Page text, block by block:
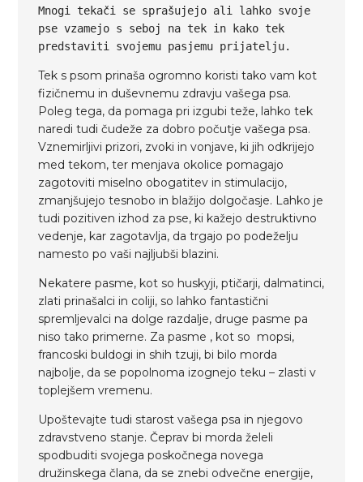
Mnogi tekači se sprašujejo ali lahko svoje
pse vzamejo s seboj na tek in kako tek
predstaviti svojemu pasjemu prijatelju.
Tek s psom prinaša ogromno koristi tako vam kot
fizičnemu in duševnemu zdravju vašega psa.
Poleg tega, da pomaga pri izgubi teže, lahko tek
naredi tudi čudeže za dobro počutje vašega psa.
Vznemirljivi prizori, zvoki in vonjave, ki jih odkrijejo
med tekom, ter menjava okolice pomagajo
zagotoviti miselno obogatitev in stimulacijo,
zmanjšujejo tesnobo in blažijo dolgočasje. Lahko je
tudi pozitiven izhod za pse, ki kažejo destruktivno
vedenje, kar zagotavlja, da trgajo po podeželju
namesto po vaši najljubši blazini.
Nekatere pasme, kot so huskyji, ptičarji, dalmatinci,
zlati prinašalci in coliji, so lahko fantastični
spremljevalci na dolge razdalje, druge pasme pa
niso tako primerne. Za pasme , kot so mopsi,
francoski buldogi in shih tzuji, bi bilo morda
najbolje, da se popolnoma izognejo teku – zlasti v
toplejšem vremenu.
Upoštevajte tudi starost vašega psa in njegovo
zdravstveno stanje. Čeprav bi morda želeli
spodbuditi svojega poskočnega novega
družinskega člana, da se znebi odvečne energije,